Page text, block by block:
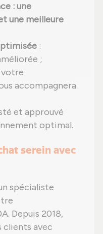
: une
une meilleure
:
;
votre
accompagnera
et approuvé
optimal.
serein avec
spécialiste
Depuis 2018,
clients avec